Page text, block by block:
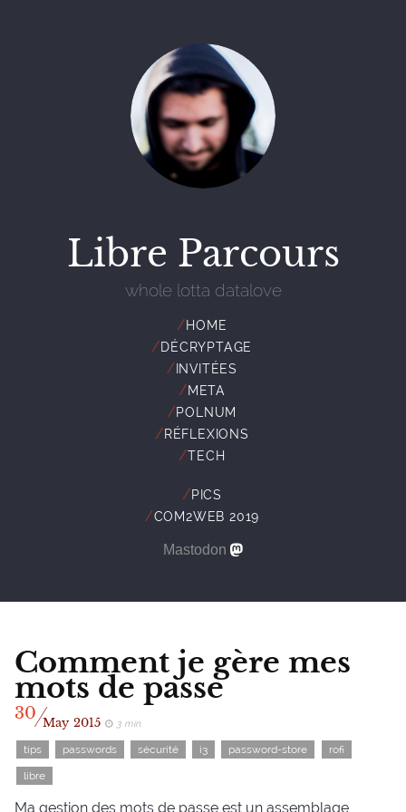
Libre Parcours
whole lotta datalove
// HOME
// DÉCRYPTAGE
// INVITÉES
// META
// POLNUM
// RÉFLEXIONS
// TECH
// PICS
// COM2WEB 2019
Mastodon
Comment je gère mes
mots de passe
30/May 2015 3 min.
tips passwords sécurité i3 password-store rofi
libre
Ma gestion des mots de passe est un assemblage